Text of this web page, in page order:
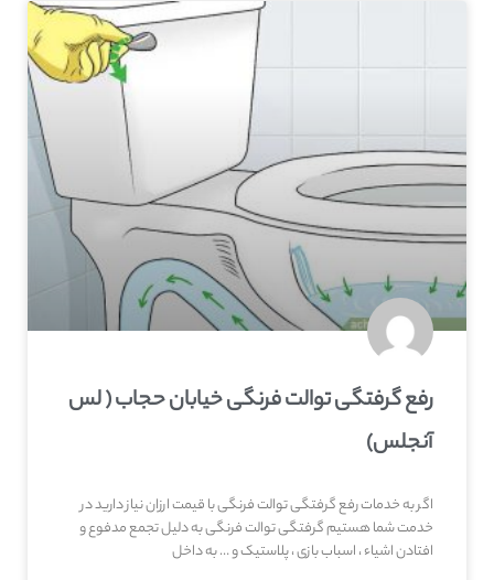
رفع گرفتگی توالت فرنگی خیابان حجاب ( لس
آنجلس)
اگر به خدمات رفع گرفتگی توالت فرنگی با قیمت ارزان نیاز دارید در
خدمت شما هستیم گرفتگی توالت فرنگی به دلیل تجمع مدفوع و
افتادن اشیاء ، اسباب بازی ، پلاستیک و … به داخل